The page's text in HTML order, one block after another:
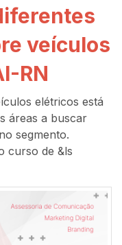
veículos
RN
elétricos está
áreas a buscar
segmento.
curso de &ls